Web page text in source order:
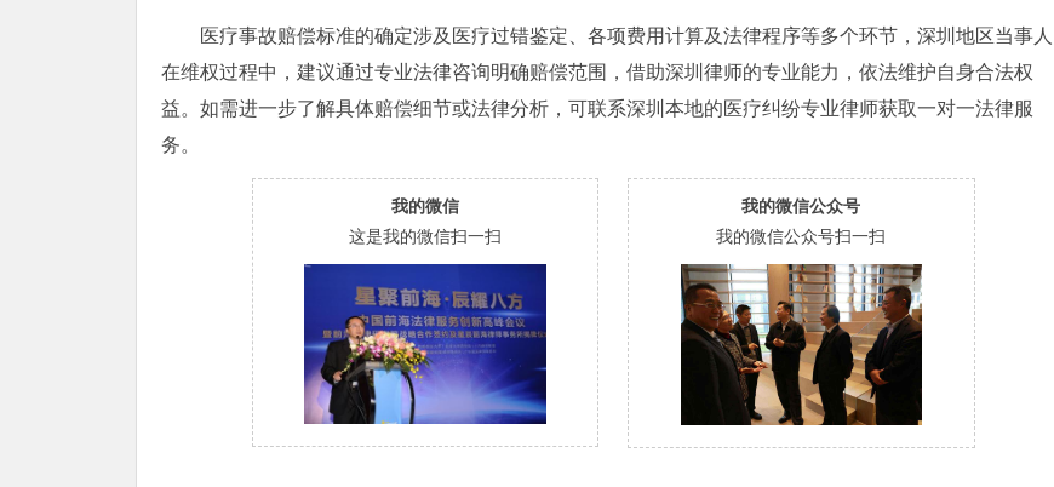
医疗事故赔偿标准的确定涉及医疗过错鉴定、各项费用计算及法律程序等多个环节，深圳地区当事人
在维权过程中，建议通过专业法律咨询明确赔偿范围，借助深圳律师的专业能力，依法维护自身合法权
益。如需进一步了解具体赔偿细节或法律分析，可联系深圳本地的医疗纠纷专业律师获取一对一法律服
务。
我的微信
这是我的微信扫一扫
我的微信公众号
我的微信公众号扫一扫